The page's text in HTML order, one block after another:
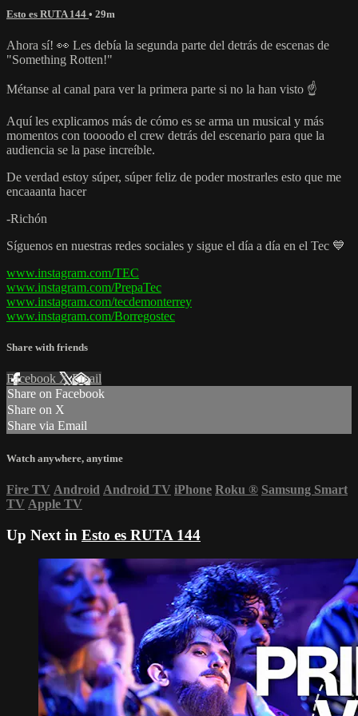
Esto es RUTA 144 • 29m
Ahora sí! 👀 Les debía la segunda parte del detrás de escenas de
"Something Rotten!"
Métanse al canal para ver la primera parte si no la han visto ☝
Aquí les explicamos más de cómo es se arma un musical y más
momentos con toooodo el crew detrás del escenario para que la
audiencia se la pase increíble.
De verdad estoy súper, súper feliz de poder mostrarles esto que me
encaaanta hacer
-Richón
Síguenos en nuestras redes sociales y sigue el día a día en el Tec 💙
www.instagram.com/TEC
www.instagram.com/PrepaTec
www.instagram.com/tecdemonterrey
www.instagram.com/Borregostec
Share with friends
Facebook XEmail
Share on Facebook
Share on X
Share via Email
Watch anywhere, anytime
Fire TV Android Android TV iPhone Roku ® Samsung Smart
TV Apple TV
Up Next in Esto es RUTA 144